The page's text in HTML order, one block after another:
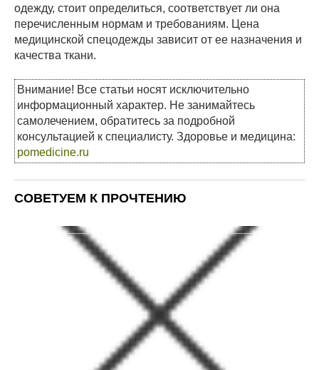
одежду, стоит определиться, соответствует ли она
перечисленным нормам и требованиям. Цена
медицинской спецодежды зависит от ее назначения и
качества ткани.
Внимание! Все статьи носят исключительно
информационный характер. Не занимайтесь
самолечением, обратитесь за подробной
консультацией к специалисту. Здоровье и медицина:
pomedicine.ru
СОВЕТУЕМ К ПРОЧТЕНИЮ